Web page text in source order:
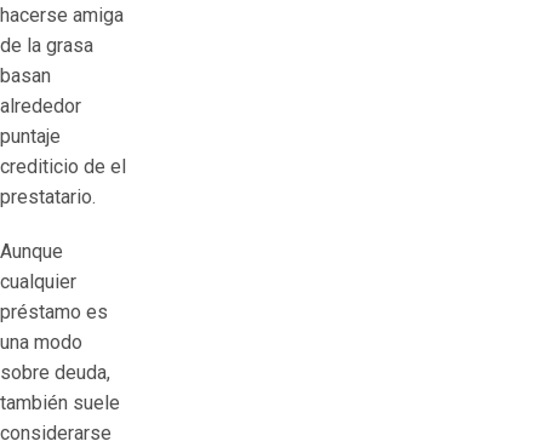
hacerse amiga
de la grasa
basan
alrededor
puntaje
crediticio de el
prestatario.
Aunque
cualquier
préstamo es
una modo
sobre deuda,
también suele
considerarse